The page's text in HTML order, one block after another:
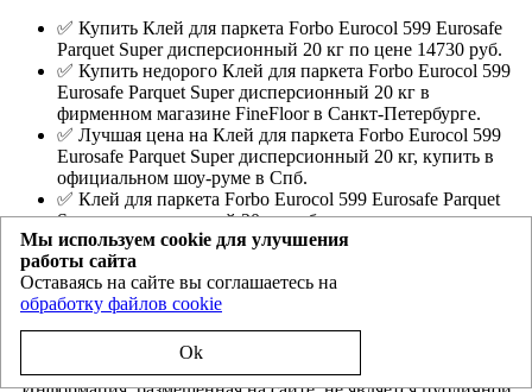
✅ Купить Клей для паркета Forbo Eurocol 599 Eurosafe
Parquet Super дисперсионный 20 кг по цене 14730 руб.
✅ Купить недорого Клей для паркета Forbo Eurocol 599
Eurosafe Parquet Super дисперсионный 20 кг в
фирменном магазине FineFloor в Санкт-Петербурге.
✅ Лучшая цена на Клей для паркета Forbo Eurocol 599
Eurosafe Parquet Super дисперсионный 20 кг, купить в
официальном шоу-руме в Спб.
✅ Клей для паркета Forbo Eurocol 599 Eurosafe Parquet
Super дисперсионный 20 кг - образцы во всех
официальных фирменных магазинах ФайнФлорр Спб.
FineFloor.spb.ru- официальный магазин дилера виниловой
плитки ПВХ Файнфлор и EcoClick(Nox) в Санкт-Петербурге
Мы используем cookie для улучшения
работы сайта
Оставаясь на сайте вы соглашаетесь на
обработку файлов cookie
Ok